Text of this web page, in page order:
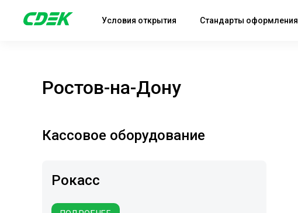
Условия открытия Стандарты оформления
Ростов-на-Дону
Рокасс
Кассовое оборудование